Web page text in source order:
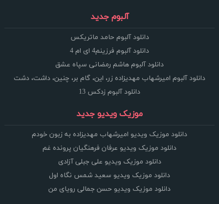
آلبوم جدید
دانلود آلبوم حامد ماتریکس
دانلود آلبوم فرزینم4 ای ام 4
دانلود آلبوم هاشم رمضانی سپاه عشق
دانلود آلبوم امیرشهاب مهدیزاده زر، این، گام بر، چنین، داشت، دشت
دانلود آلبوم زدکس 13
موزیک ویدیو جدید
دانلود موزیک ویدیو امیرشهاب مهدیزاده به زبون خودم
دانلود موزیک ویدیو عرفان فرهنگیان پرونده غم
دانلود موزیک ویدیو علی جبلی آزادی
دانلود موزیک ویدیو سعید شمس نگاه اول
دانلود موزیک ویدیو حسن جمالی رویای من